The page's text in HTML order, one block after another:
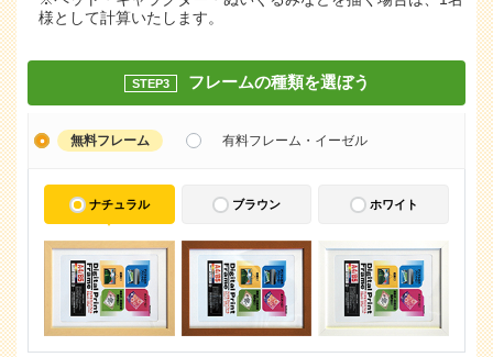
様として計算いたします。
STEP3 フレームの種類を選ぼう
無料フレーム 有料フレーム・イーゼル
ナチュラル ブラウン ホワイト